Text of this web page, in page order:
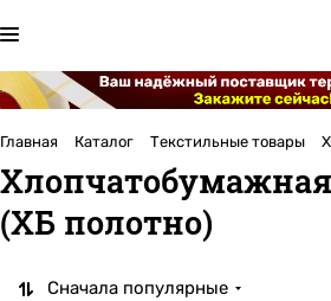
Главная Каталог Текстильные товары
(ХБ полотно)
Сначала популярные